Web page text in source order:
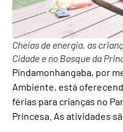
Cheias de energia, as
Cidade e no Bosque da
Pindamonhangaba, por
Ambiente, está
férias para crianças no
Princesa. As atividades